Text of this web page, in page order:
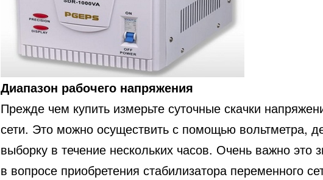
Диапазон рабочего напряжения
Прежде чем купить измерьте суточные скачки
сети. Это можно осуществить с помощью вольтметра,
выборку в течение нескольких часов. Очень важно это
в вопросе приобретения стабилизатора переменного